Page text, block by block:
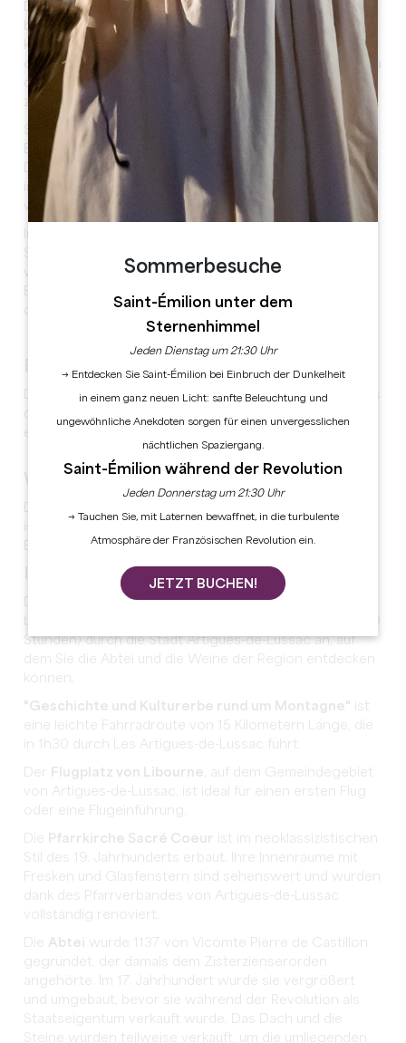
Das Gebiet von Artigues-de-Lussac war lange Zeit
besiedelt. Es ist bekannt, dass im Wald von Faize ein
keltischer Stamm lebte. Es gibt jedoch keine Überreste
oder materiellen Spuren von alten keltischen Altären, da
die Römer sich in der Region niederließen und alles
zerstörten, was mit der keltischen Religion zu tun hatte.
Seit dem 12. Jahrhundert begann sich das Dorf mit dem
Bau der Abtei und der Kirche von Faize zu entwickeln.
Die religiöse Gemeinschaft zog auch Laien an, die sich
in der Gegend niederließen, und die Bevölkerung
wuchs in den folgenden Jahrhunderten.
verschwand. Erst 1830 erlaubten die Behörden den
Bewohnern von Artigues den Bau einer neuen Kirche,
die 1852 fertiggestellt wurde.
EIN NATURERBE
Die Stadt wird von den Bächen De Lavie und Petit Palais
entlang des Dorfes.
ist heute der Weinbau, der Weine der Appellation
Bordeaux supérieur hervorbringt.
INTERESSANTE PUNKTE
Das Fremdenverkehrsamt des Großraums Saint-Emilion
Stunden) durch die Stadt Artigues-de-Lussac an, auf
dem Sie die Abtei und die Weine der Region entdecken
können.
"Geschichte und Kulturerbe rund um Montagne" ist
eine leichte Fahrradroute von 15 Kilometern Länge, die
in 1h30 durch Les Artigues-de-Lussac führt.
Der Flugplatz von Libourne , auf dem Gemeindegebiet
von Artigues-de-Lussac, ist ideal für einen ersten Flug
oder eine Flugeinführung.
Die Pfarrkirche Sacré Coeur ist im neoklassizistischen
Stil des 19. Jahrhunderts erbaut. Ihre Innenräume mit
Fresken und Glasfenstern sind sehenswert und wurden
dank des Pfarrverbandes von Artigues-de-Lussac
vollständig renoviert.
Die Abtei wurde 1137 von Vicomte Pierre de Castillon
gegründet, der damals dem Zisterzienserorden
angehörte. Im 17. Jahrhundert wurde sie vergrößert
und umgebaut, bevor sie während der Revolution als
Staatseigentum verkauft wurde. Das Dach und die
Steine wurden teilweise verkauft, um die umliegenden
Sommerbesuche
Saint-Émilion unter dem
Sternenhimmel
Jeden Dienstag um 21:30 Uhr
→ Entdecken Sie Saint-Émilion bei Einbruch der Dunkelheit
in einem ganz neuen Licht: sanfte Beleuchtung und
ungewöhnliche Anekdoten sorgen für einen unvergesslichen
nächtlichen Spaziergang.
Saint-Émilion während der Revolution
Jeden Donnerstag um 21:30 Uhr
→ Tauchen Sie, mit Laternen bewaffnet, in die turbulente
Atmosphäre der Französischen Revolution ein.
JETZT BUCHEN!